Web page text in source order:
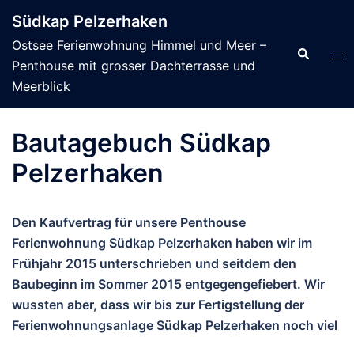
Inhalt
springen
Südkap Pelzerhaken
Ostsee Ferienwohnung Himmel und Meer –
Penthouse mit grosser Dachterrasse und
Meerblick
Suche
Bautagebuch Südkap
Pelzerhaken
Den Kaufvertrag für unsere Penthouse
Ferienwohnung Südkap Pelzerhaken haben wir im
Frühjahr 2015 unterschrieben und seitdem den
Baubeginn im Sommer 2015 entgegengefiebert. Wir
wussten aber, dass wir bis zur Fertigstellung der
Ferienwohnungsanlage Südkap Pelzerhaken noch viel